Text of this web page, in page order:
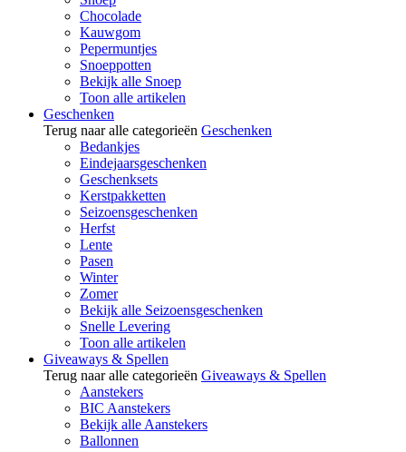
Chocolade
Kauwgom
Pepermuntjes
Snoeppotten
Bekijk alle Snoep
Toon alle artikelen
Geschenken
Terug naar alle categorieën Geschenken
Bedankjes
Eindejaarsgeschenken
Geschenksets
Kerstpakketten
Seizoensgeschenken
Herfst
Lente
Pasen
Winter
Zomer
Bekijk alle Seizoensgeschenken
Snelle Levering
Toon alle artikelen
Giveaways & Spellen
Terug naar alle categorieën Giveaways & Spellen
Aanstekers
BIC Aanstekers
Bekijk alle Aanstekers
Ballonnen